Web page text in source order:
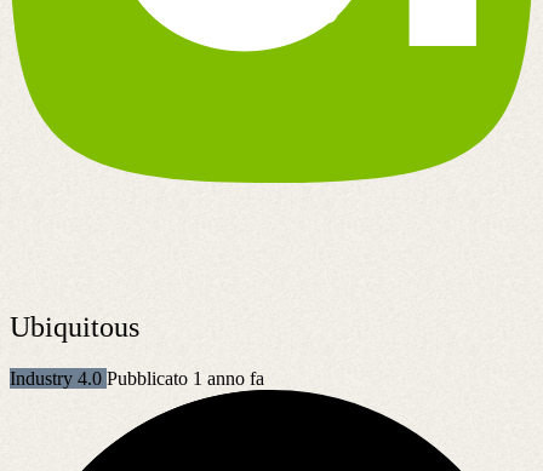
Ubiquitous
Industry 4.0 Pubblicato 1 anno fa